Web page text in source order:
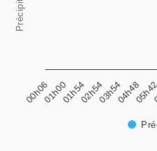
00h0601h0001h5402h5403h5404h48